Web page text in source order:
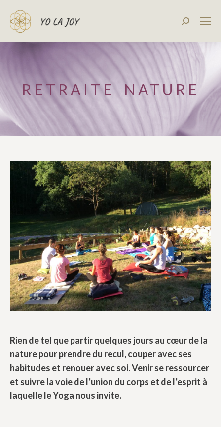
RETRAITE NATURE
Rien de tel que partir quelques jours au cœur de la
nature pour prendre du recul, couper avec ses
habitudes et renouer avec soi.Venir se ressourcer
et suivre la voie de l’union du corps et de l’esprit à
laquelle le Yoga nous invite.